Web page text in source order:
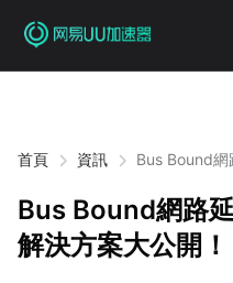
首頁 資訊
Bus Bound網
Bus Bound網路
解決方案大公開！